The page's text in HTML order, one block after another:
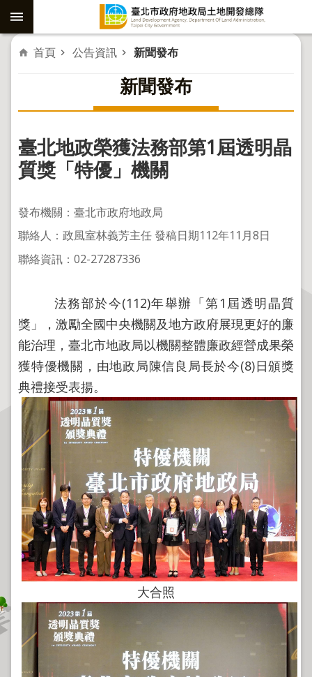
跳到主要內容區塊
進
社
子
劃
公
程
逕
為
分
割
成
果
供
應
檔
案
應
用
政
訊
公
首頁 公告資訊 新聞發布
新聞發布
臺北地政榮獲法務部第1屆透明晶
質獎「特優」機關
發布機關：臺北市政府地政局
聯絡人：政風室林義芳主任 發稿日期112年11月8日
聯絡資訊：02-27287336
法務部於今(112)年舉辦「第1屆透明晶質
獎」，激勵全國中央機關及地方政府展現更好的廉
能治理，臺北市地政局以機關整體廉政經營成果榮
獲特優機關，由地政局陳信良局長於今(8)日頒獎
典禮接受表揚。
大合照